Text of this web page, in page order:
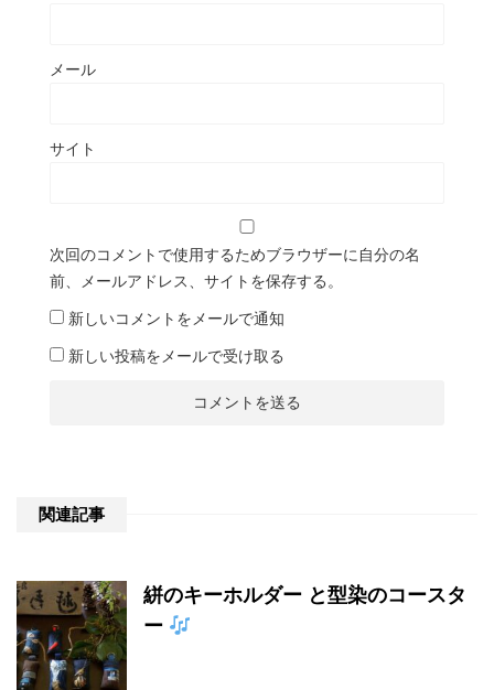
メール
サイト
次回のコメントで使用するためブラウザーに自分の名
前、メールアドレス、サイトを保存する。
新しいコメントをメールで通知
新しい投稿をメールで受け取る
関連記事
絣のキーホルダー と型染のコースタ
ー